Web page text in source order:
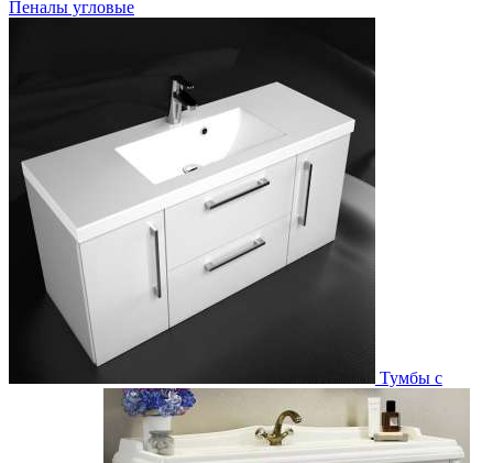
Пеналы угловые
Тумбы с